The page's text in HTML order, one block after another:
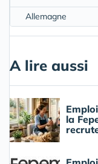
Allemagne
A lire aussi
la